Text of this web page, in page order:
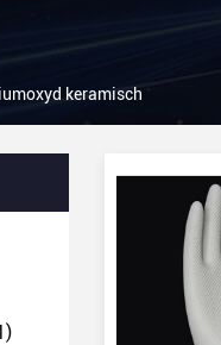
keramisch